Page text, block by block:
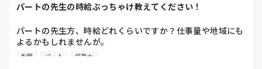
パートの先生の時給ぶっちゃけ教えてください！
パートの先生方、時給どれくらいですか？仕事量や地域にも
よるかもしれませんが。
時短にしようか、パートにしようか、思い切って転職しよう
転職 パート 保育士